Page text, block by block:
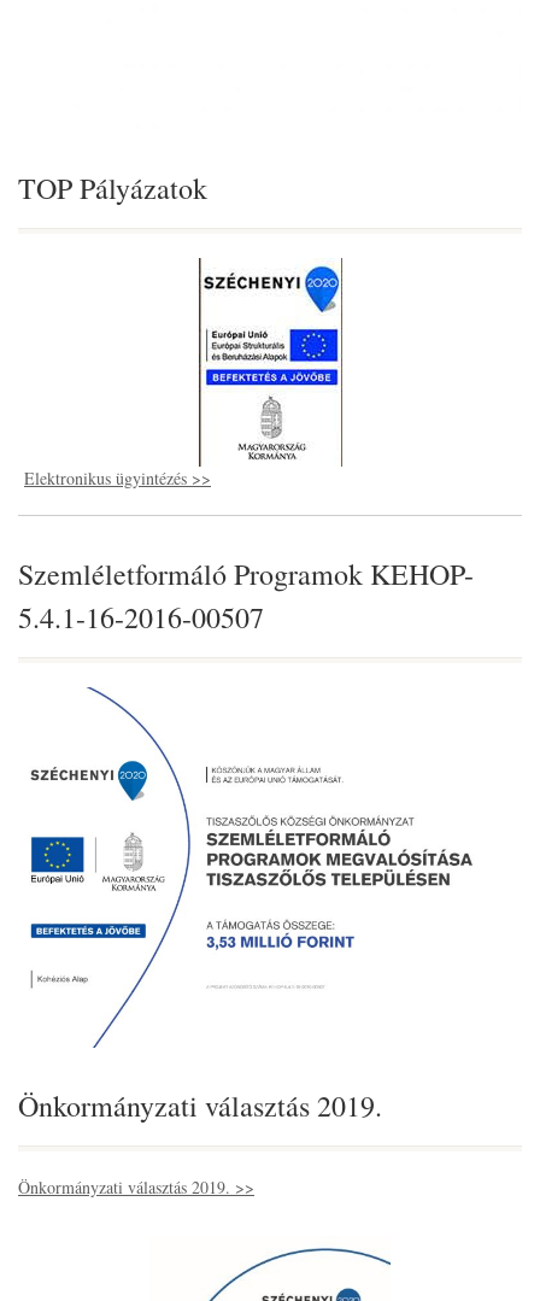
TOP Pályázatok
Elektronikus ügyintézés >>
Szemléletformáló Programok KEHOP-
5.4.1-16-2016-00507
Önkormányzati választás 2019.
Önkormányzati választás 2019. >>